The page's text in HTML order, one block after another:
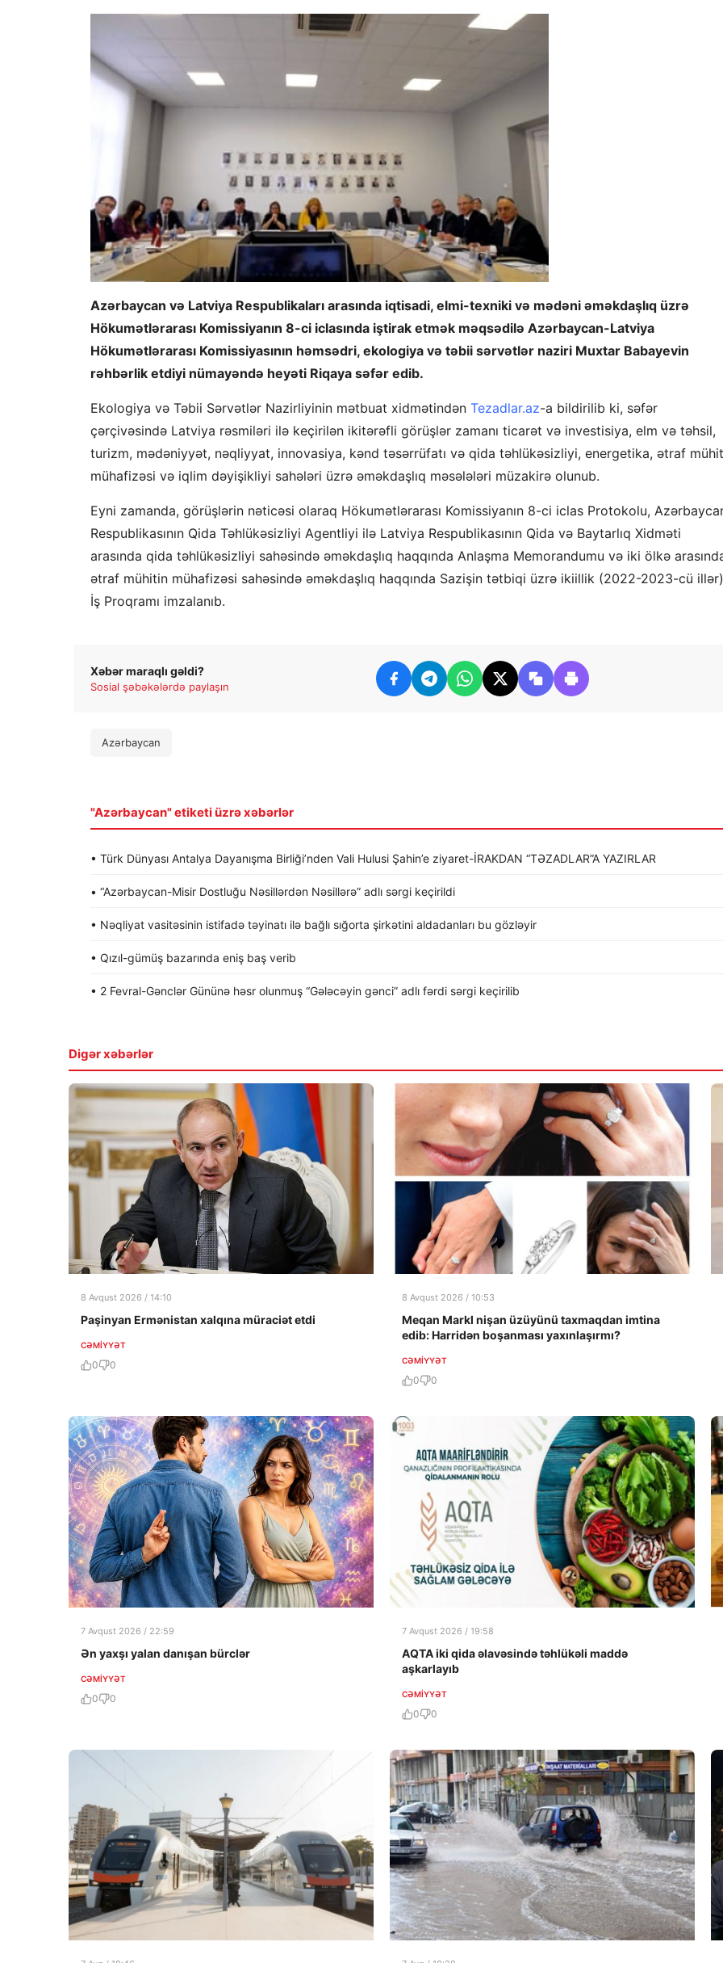
Azərbaycan və Latviya Respublikaları arasında iqtisadi, elmi-texniki və mədəni əməkdaşlıq üzrə
Hökumətlərarası Komissiyanın 8-ci iclasında iştirak etmək məqsədilə Azərbaycan-Latviya
Hökumətlərarası Komissiyasının həmsədri, ekologiya və təbii sərvətlər naziri Muxtar Babayevin
rəhbərlik etdiyi nümayəndə heyəti Riqaya səfər edib.
Ekologiya və Təbii Sərvətlər Nazirliyinin mətbuat xidmətindən Tezadlar.az-a bildirilib ki, səfər
çərçivəsində Latviya rəsmiləri ilə keçirilən ikitərəfli görüşlər zamanı ticarət və investisiya, elm və təhsil,
turizm, mədəniyyət, nəqliyyat, innovasiya, kənd təsərrüfatı və qida təhlükəsizliyi, energetika, ətraf
mühafizəsi və iqlim dəyişikliyi sahələri üzrə əməkdaşlıq məsələləri müzakirə olunub.
Eyni zamanda, görüşlərin nəticəsi olaraq Hökumətlərarası Komissiyanın 8-ci iclas Protokolu,
Respublikasının Qida Təhlükəsizliyi Agentliyi ilə Latviya Respublikasının Qida və Baytarlıq Xidməti
arasında qida təhlükəsizliyi sahəsində əməkdaşlıq haqqında Anlaşma Memorandumu və iki ölkə
ətraf mühitin mühafizəsi sahəsində əməkdaşlıq haqqında Sazişin tətbiqi üzrə ikiillik (2022-2023-cü illər)
İş Proqramı imzalanıb.
Xəbər maraqlı gəldi?
Sosial şəbəkələrdə paylaşın
Azərbaycan
"Azərbaycan" etiketi üzrə xəbərlər
• Türk Dünyası Antalya Dayanışma Birliği’nden Vali Hulusi Şahin’e ziyaret-İRAKDAN “TƏZADLAR”A YAZIRLAR
• “Azərbaycan-Misir Dostluğu Nəsillərdən Nəsillərə” adlı sərgi keçirildi
• Nəqliyat vasitəsinin istifadə təyinatı ilə bağlı sığorta şirkətini aldadanları bu gözləyir
• Qızıl-gümüş bazarında eniş baş verib
• 2 Fevral-Gənclər Gününə həsr olunmuş “Gələcəyin gənci” adlı fərdi sərgi keçirilib
Digər xəbərlər
8 Avqust 2026 / 14:10
Paşinyan Ermənistan xalqına müraciət etdi
CƏMIYYƏT
0 0
8 Avqust 2026 / 10:53
Meqan Markl nişan üzüyünü taxmaqdan imtina
edib: Harridən boşanması yaxınlaşırmı?
CƏMIYYƏT
0 0
7 Avqust 2026 / 22:59
Ən yaxşı yalan danışan bürclər
CƏMIYYƏT
0 0
7 Avqust 2026 / 19:58
AQTA iki qida əlavəsində təhlükəli maddə
aşkarlayıb
CƏMIYYƏT
0 0